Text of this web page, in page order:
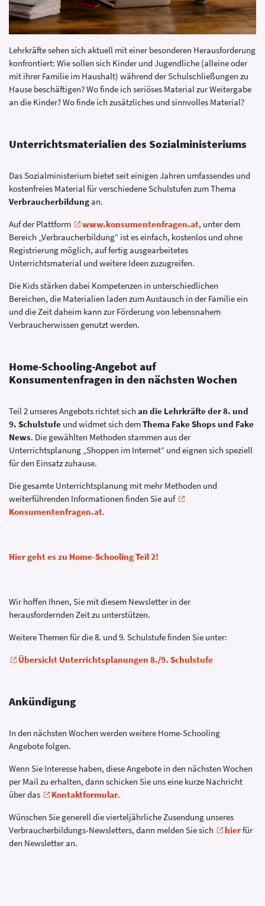
Lehrkräfte sehen sich aktuell mit einer besonderen Herausforderung
konfrontiert: Wie sollen sich Kinder und Jugendliche (alleine oder
mit ihrer Familie im Haushalt) während der Schulschließungen zu
Hause beschäftigen? Wo finde ich seriöses Material zur Weitergabe
an die Kinder? Wo finde ich zusätzliches und sinnvolles Material?
Unterrichtsmaterialien des Sozialministeriums
Das Sozialministerium bietet seit einigen Jahren umfassendes und
kostenfreies Material für verschiedene Schulstufen zum Thema
Verbraucherbildungan.
Auf der Plattform
www.konsumentenfragen.at, unter dem
Bereich „Verbraucherbildung“ ist es einfach, kostenlos und ohne
Registrierung möglich, auf fertig ausgearbeitetes
Unterrichtsmaterial und weitere Ideen zuzugreifen.
Die Kids stärken dabei Kompetenzen in unterschiedlichen
Bereichen, die Materialien laden zum Austausch in der Familie ein
und die Zeit daheim kann zur Förderung von lebensnahem
Verbraucherwissen genutzt werden.
Home-Schooling-Angebot auf
Konsumentenfragen in den nächsten Wochen
Teil 2 unseres Angebots richtet sich an die Lehrkräfte der 8. und
9. Schulstufe und widmet sich demThema Fake Shops und Fake
News. Die gewählten Methoden stammen aus der
Unterrichtsplanung „Shoppen im Internet“ und eignen sich speziell
für den Einsatz zuhause.
Die gesamte Unterrichtsplanung mit mehr Methoden und
weiterführenden Informationen finden Sie auf
Konsumentenfragen.at.
Hier geht es zu Home-Schooling Teil 2!
Wir hoffen Ihnen, Sie mit diesem Newsletter in der
herausfordernden Zeit zu unterstützen.
Weitere Themen für die 8. und 9. Schulstufe finden Sie unter:
Übersicht Unterrichtsplanungen 8./9. Schulstufe
Ankündigung
In den nächsten Wochen werden weitere Home-Schooling
Angebote folgen.
Wenn Sie Interesse haben, diese Angebote in den nächsten Wochen
per Mail zu erhalten, dann schicken Sie uns eine kurze Nachricht
über das
Kontaktformular.
Wünschen Sie generell die vierteljährliche Zusendung unseres
Verbraucherbildungs-Newsletters, dann melden Sie sich
hierfür
den Newsletter an.